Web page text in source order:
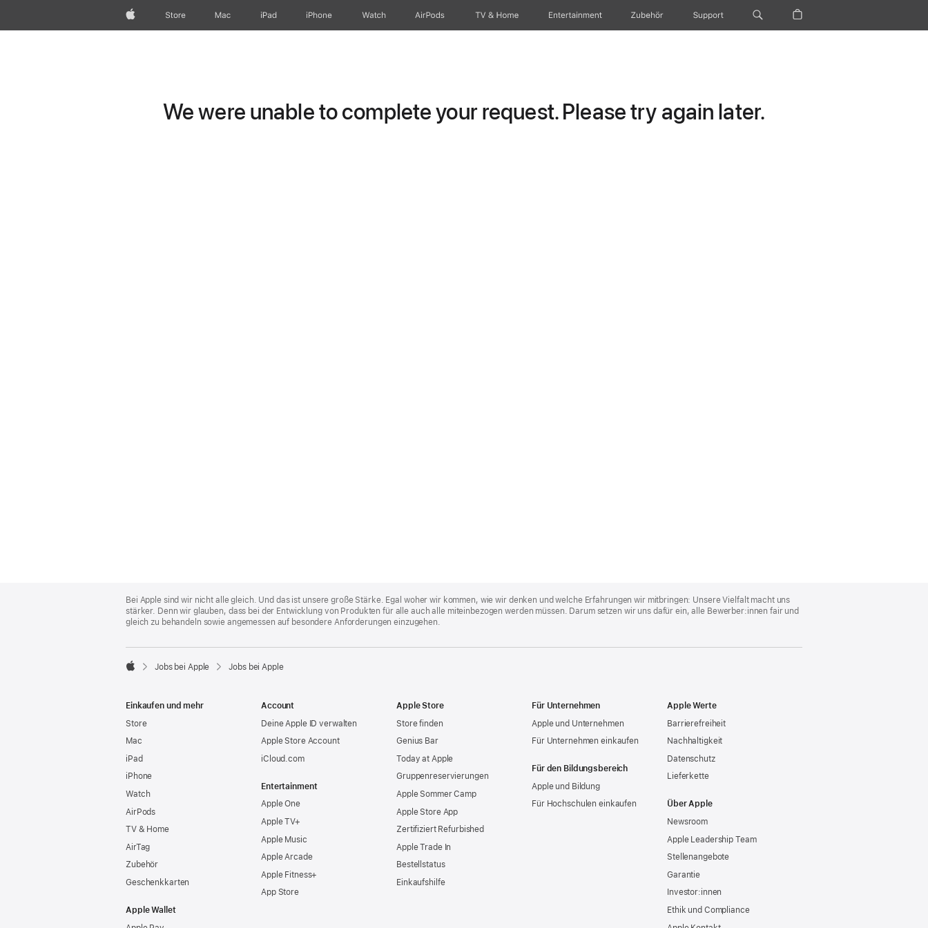
Apple Store Mac iPad iPhone Watch AirPods TV & Home Entertainment Zubehör Support
We were unable to complete your request. Please try again later.
Footer
Bei Apple sind wir nicht alle gleich. Und das ist unsere große Stärke. Egal woher wir kommen, wie wir denken und welche Erfahrungen wir mitbringen: Unsere Vielfalt macht uns
stärker. Denn wir glauben, dass bei der Entwicklung von Produkten für alle auch alle miteinbezogen werden müssen. Darum setzen wir uns dafür ein, alle Bewerber:innen fair und
gleich zu behandeln sowie angemessen auf besondere Anforderungen einzugehen.

Jobs bei Apple Jobs bei Apple
Einkaufen und mehr
Store
Mac
iPad
iPhone
Watch
AirPods
TV & Home
AirTag
Zubehör
Geschenkkarten
Apple Wallet
Account
Deine Apple ID verwalten
Apple Store Account
iCloud.com
Entertainment
Apple One
Apple TV+
Apple Music
Apple Arcade
Apple Fitness+
App Store
Apple Store
Store finden
Genius Bar
Today at Apple
Gruppen­reservierungen
Apple Sommer Camp
Apple Store App
Zertifiziert Refurbished
Apple Trade In
Bestellstatus
Einkaufshilfe
Für Unternehmen
Apple und Unternehmen
Für Unternehmen einkaufen
Für den Bildungsbereich
Apple und Bildung
Für Hochschulen einkaufen
Apple Werte
Barrierefreiheit
Nachhaltigkeit
Datenschutz
Lieferkette
Über Apple
Newsroom
Apple Leadership Team
Stellenangebote
Garantie
Investor:innen
Ethik und Compliance